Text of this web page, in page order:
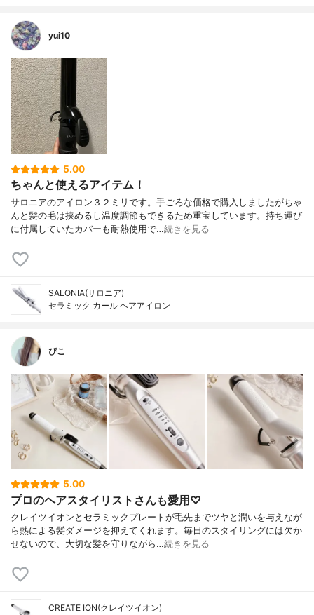
yui10
5.00
ちゃんと使えるアイテム！
サロニアのアイロン３２ミリです。手ごろな価格で購入しましたがちゃ
んと髪の毛は挟めるし温度調節もできるため重宝しています。持ち運び
に付属していたカバーも耐熱使用で…続きを見る
SALONIA(サロニア)
セラミック カール ヘアアイロン
ぴこ
5.00
プロのヘアスタイリストさんも愛用♡
クレイツイオンとセラミックプレートが毛先までツヤと潤いを与えなが
ら熱による髪ダメージを抑えてくれます。毎日のスタイリングには欠か
せないので、大切な髪を守りながら…続きを見る
CREATE ION(クレイツイオン)